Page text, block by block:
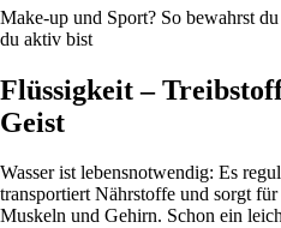
Make-up und Sport? So bewahrst
du aktiv bist
Flüssigkeit –
Geist
Wasser ist lebensnotwendig: Es
transportiert Nährstoffe und sorgt
Muskeln und Gehirn. Schon ein